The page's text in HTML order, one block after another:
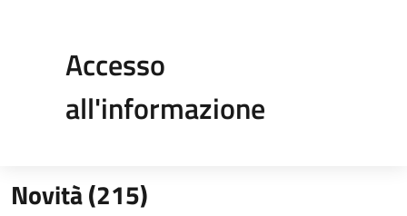
Accesso
all'informazione
Novità (215)